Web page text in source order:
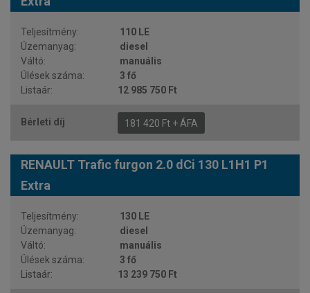
110 LE
diesel
manuális
3 fő
12 985 750 Ft
181 420 Ft + ÁFA
RENAULT Trafic furgon 2.0 dCi 130 L1H1 P1
Extra
130 LE
diesel
manuális
3 fő
13 239 750 Ft